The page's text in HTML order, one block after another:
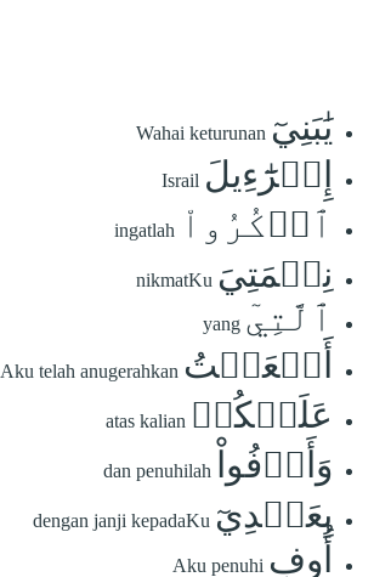
يَٰبَنِيٓ Wahai keturunan
إِسۡرَٰٓءِيلَ Israil
ٱذۡكُرُواْ ingatlah
نِعۡمَتِيَ nikmatKu
ٱلَّتِيٓ yang
أَنۡعَمۡتُ Aku telah anugerahkan
عَلَيۡكُمۡ atas kalian
وَأَوۡفُواْ dan penuhilah
بِعَهۡدِيٓ dengan janji kepadaKu
أُوفِ Aku penuhi